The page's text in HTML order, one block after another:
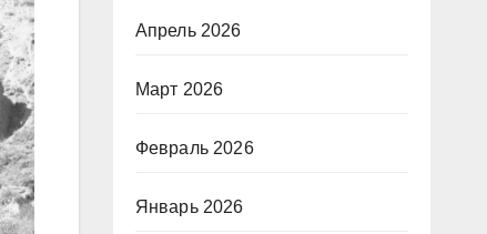
Апрель 2026
Март 2026
Февраль 2026
Январь 2026